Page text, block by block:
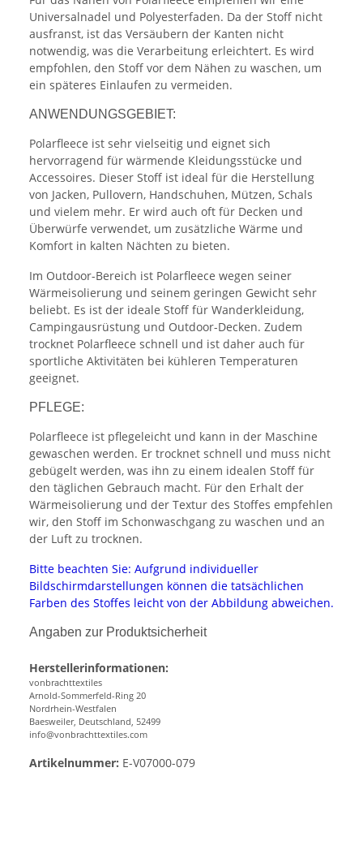
Universalnadel und Polyesterfaden. Da der Stoff nicht
ausfranst, ist das Versäubern der Kanten nicht
notwendig, was die Verarbeitung erleichtert. Es wird
empfohlen, den Stoff vor dem Nähen zu waschen, um
ein späteres Einlaufen zu vermeiden.
ANWENDUNGSGEBIET:
Polarfleece ist sehr vielseitig und eignet sich
hervorragend für wärmende Kleidungsstücke und
Accessoires. Dieser Stoff ist ideal für die Herstellung
von Jacken, Pullovern, Handschuhen, Mützen, Schals
und vielem mehr. Er wird auch oft für Decken und
Überwürfe verwendet, um zusätzliche Wärme und
Komfort in kalten Nächten zu bieten.
Im Outdoor-Bereich ist Polarfleece wegen seiner
Wärmeisolierung und seinem geringen Gewicht sehr
beliebt. Es ist der ideale Stoff für Wanderkleidung,
Campingausrüstung und Outdoor-Decken. Zudem
trocknet Polarfleece schnell und ist daher auch für
sportliche Aktivitäten bei kühleren Temperaturen
geeignet.
PFLEGE:
Polarfleece ist pflegeleicht und kann in der Maschine
gewaschen werden. Er trocknet schnell und muss nicht
gebügelt werden, was ihn zu einem idealen Stoff für
den täglichen Gebrauch macht. Für den Erhalt der
Wärmeisolierung und der Textur des Stoffes empfehlen
wir, den Stoff im Schonwaschgang zu waschen und an
der Luft zu trocknen.
Bitte beachten Sie: Aufgrund individueller
Bildschirmdarstellungen können die tatsächlichen
Farben des Stoffes leicht von der Abbildung abweichen.
Angaben zur Produktsicherheit
Herstellerinformationen:
vonbrachttextiles
Arnold-Sommerfeld-Ring 20
Nordrhein-Westfalen
Baesweiler, Deutschland, 52499
info@vonbrachttextiles.com
Artikelnummer: E-V07000-079